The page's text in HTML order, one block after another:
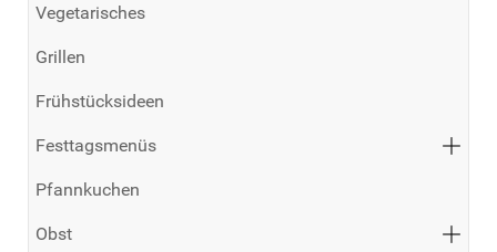
Vegetarisches
Grillen
Frühstücksideen
Festtagsmenüs
Pfannkuchen
Obst